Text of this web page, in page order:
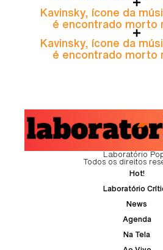
Kavinsky, ícone da
é encontrado morto
Kavinsky, ícone da
é encontrado morto
Laboratório
Todos os direitos
Hot!
Laboratório
News
Agenda
Na Tela